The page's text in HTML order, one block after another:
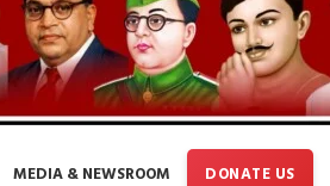
MEDIA & NEWSROOM DONATE US